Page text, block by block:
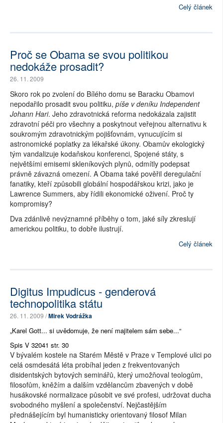
Celý článek
Proč se Obama se svou politikou
nedokáže prosadit?
26. 11. 2009
Skoro rok po zvolení do Bílého domu se Baracku Obamovi
nepodařilo prosadit svou politiku, píše v deníku Independent
Johann Hari. Jeho zdravotnická reforma nedokázala zajistit
zdravotní péči pro všechny a poskytnout veřejnou alternativu k
soukromým zdravotnickým pojišťovnám, vynucujícím si
astronomické poplatky za lékařské úkony. Obamův ekologický
tým vandalizuje kodaňskou konferenci, Spojené státy, s
největšími emisemi skleníkových plynů, odmítly podepsat
právně závazná omezení. A Obama také pověřil deregulační
fanatiky, kteří způsobili globální hospodářskou krizi, jako je
Lawrence Summers, aby řídili ekonomické oživení. Proč ty
kompromisy?
Dva zdánlivě nevýznamné příběhy o tom, jaké síly zkreslují
americkou politiku, to dobře ilustrují.
Celý článek
Digitus Impudicus - genderová
technopolitika státu
26. 11. 2009 /Mirek Vodrážka
„Karel Gott... si uvědomuje, že není majitelem sám sebe...“
Spis V 32041 str. 30
V bývalém kostele na Starém Městě v Praze v Templové ulici po
celá osmdesátá léta probíhal jeden z frekventovaných
disidentských bytových seminářů, který umožňoval teologům,
filosofům, kněžím a dalším vzdělancům zbavených v době
husákovské normalizace působit ve své profesi, udržovat ducha
svobodného myšlení a společenství. Nejčastějším
přednášejícím byl humanisticky orientovaný filosof Milan